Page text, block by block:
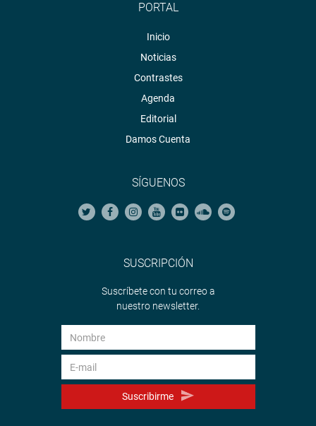
PORTAL
Inicio
Noticias
Contrastes
Agenda
Editorial
Damos Cuenta
SÍGUENOS
SUSCRIPCIÓN
Suscríbete con tu correo a
nuestro newsletter.
Suscribirme